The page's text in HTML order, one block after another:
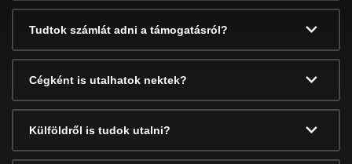
Tudtok számlát adni a támogatásról?
Cégként is utalhatok nektek?
Külföldről is tudok utalni?